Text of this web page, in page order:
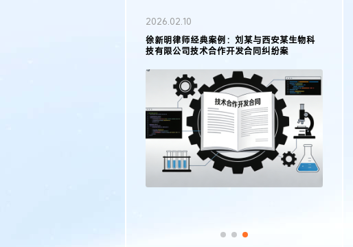
集成电路布图设计
传统文化 更多 >>
2026.02.10
徐新明律师经典案例：刘某与西安某生物科
技有限公司技术合作开发合同纠纷案